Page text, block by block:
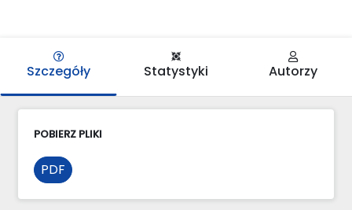
Szczegóły Statystyki Autorzy
POBIERZ PLIKI
PDF